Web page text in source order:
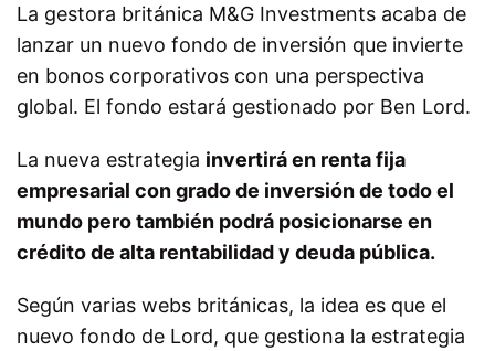
La gestora británica M&G Investments acaba de
lanzar un nuevo fondo de inversión que invierte
en bonos corporativos con una perspectiva
global. El fondo estará gestionado por Ben Lord.
La nueva estrategia invertirá en renta fija
empresarial con grado de inversión de todo el
mundo pero también podrá posicionarse en
crédito de alta rentabilidad y deuda pública.
Según varias webs británicas, la idea es que el
nuevo fondo de Lord, que gestiona la estrategia